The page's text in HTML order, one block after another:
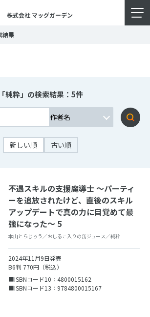
株式会社 マッグガーデン
結果
「純粋」の検索結果：5件
新しい順 古い順
不遇スキルの支援魔導士 ～パーティ
ーを追放されたけど、直後のスキル
アップデートで真の力に目覚めて最
強になった～ 5
本山とらじろう／おしるこ入りの缶ジュース／純粋
2024年11月9日発売
B6判 770円（税込）
■ISBNコード10：4800015162
■ISBNコード13：9784800015167